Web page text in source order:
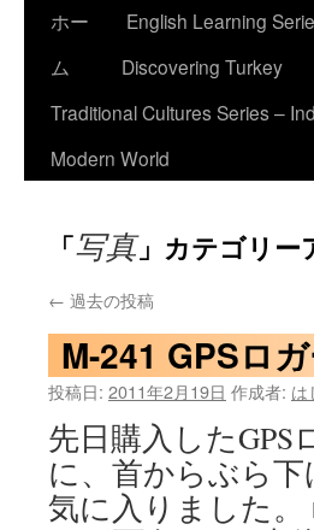
ホー
ム
English Learning
Discovering Turkey
Traditional Cultures Series –
Modern World
「写真」カテゴリー
← 過去の投稿
M-241 GPSロ
投稿日: 2011年2月19日 作成者: は
先日購入した
に、首からぶら
気に入りました